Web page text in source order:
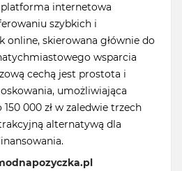
internetowa
szybkich i
online, skierowana głównie do
wsparcia
cechą jest prostota i
umożliwiająca
000 zł w zaledwie trzech
alternatywą dla